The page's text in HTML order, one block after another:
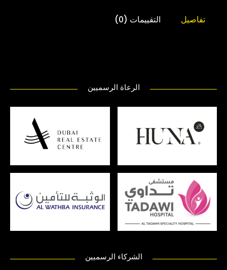
تفاصيل التقييمات (0)
الرعاة الرسميين
الشركاء الرسميين